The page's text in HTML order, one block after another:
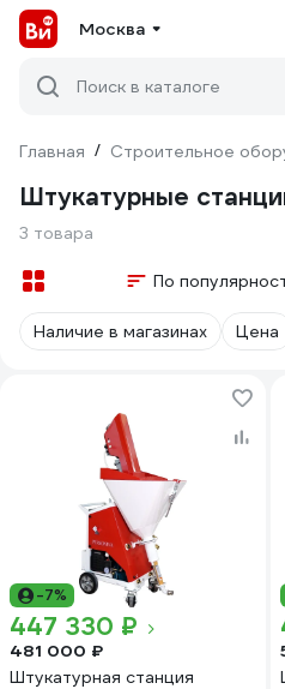
Москва
Поиск в каталоге
Главная / Строительное
Штукатурные
3 товара
По
Наличие в магазинах Цена
-7%
447 330 ₽
481 000 ₽
Штукатурная станция